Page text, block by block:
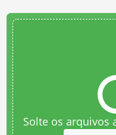
Solte os arquivos